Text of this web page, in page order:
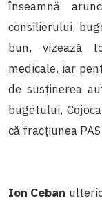
înseamnă
consilierului,
bun, vizează
medicale, iar
de susținerea
bugetului,
că fracțiunea
Ion Ceban